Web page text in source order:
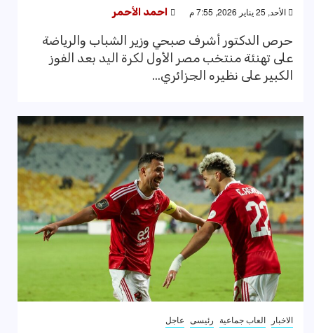
الأحد, 25 يناير 2026, 7:55 م احمد الأحمر
حرص الدكتور أشرف صبحي وزير الشباب والرياضة
على تهنئة منتخب مصر الأول لكرة اليد بعد الفوز
الكبير على نظيره الجزائري...
الاخبار العاب جماعية رئيسى عاجل